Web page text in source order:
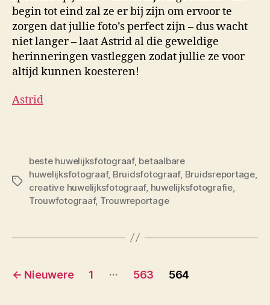
begin tot eind zal ze er bij zijn om ervoor te
zorgen dat jullie foto’s perfect zijn – dus wacht
niet langer – laat Astrid al die geweldige
herinneringen vastleggen zodat jullie ze voor
altijd kunnen koesteren!
Astrid
Tags
beste huwelijksfotograaf, betaalbare
huwelijksfotograaf, Bruidsfotograaf, Bruidsreportage,
creative huwelijksfotograaf, huwelijksfotografie,
Trouwfotograaf, Trouwreportage
Berichten
← Nieuwere 1 … 563 564